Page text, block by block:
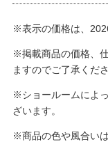
※表示の価格は、
※掲載商品の価格、
ますのでご了承くださ
※ショールームによ
ざいます。
※商品の色や風合い